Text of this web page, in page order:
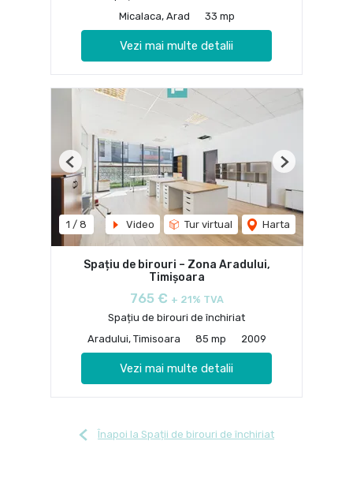
Micalaca, Arad
33 mp
Vezi mai multe detalii
1 / 8 Video Tur virtual Harta
Previous Next
Spațiu de birouri – Zona Aradului,
Timișoara
765 € + 21% TVA
Spațiu de birouri de închiriat
Aradului, Timisoara
85 mp 2009
Vezi mai multe detalii
Înapoi la Spații de birouri de închiriat